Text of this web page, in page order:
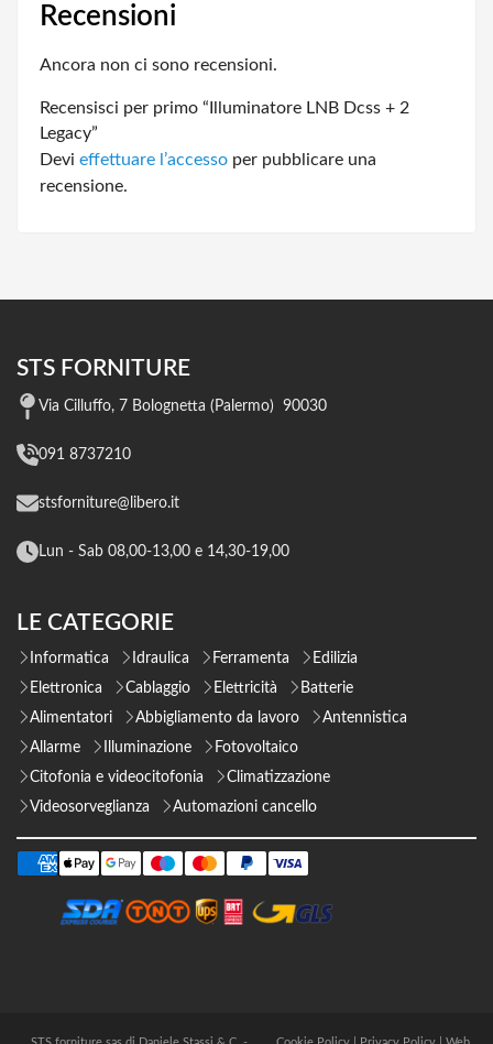
Recensioni
Ancora non ci sono recensioni.
Recensisci per primo “Illuminatore LNB Dcss + 2
Legacy”
Devi effettuare l’accesso per pubblicare una
recensione.
STS FORNITURE
Via Cilluffo, 7 Bolognetta (Palermo) 90030
091 8737210
stsforniture@libero.it
Lun - Sab 08,00-13,00 e 14,30-19,00
LE CATEGORIE
Informatica Idraulica Ferramenta
Edilizia
Elettronica
Cablaggio Elettricità
Batterie
Alimentatori
Abbigliamento da lavoro
Antennistica
Allarme
Illuminazione
Fotovoltaico
Citofonia e videocitofonia
Climatizzazione
Videosorveglianza
Automazioni cancello